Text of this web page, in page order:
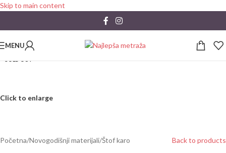
Skip to main content
MENU
Click to enlarge
Početna/Novogodišnji materijali/Štof karo Back to products